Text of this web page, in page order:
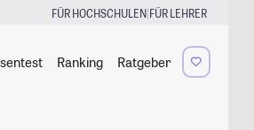
FÜR HOCHSCHULEN|FÜR LEHRER
Ranking Ratgeber